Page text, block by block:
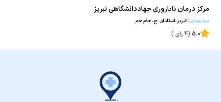
مرکز درمان ناباروری جهاددانشگاهی تبریز
بیمارستان |تبریز،استادان،خ. جام جم
5.0
(
4رای )